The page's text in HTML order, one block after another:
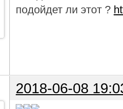
подойдет ли этот ?
2018-06-08